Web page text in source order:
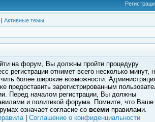
| Активные темы
на форум, Вы должны пройти процедуру
регистрации отнимет всего несколько минут,
более широкие возможности.
предоставить зарегистрированным
Перед началом регистрации, Вы должны
и политикой форума. Помните, что Ваше
означает согласие со всеми правилами.
| Соглашение о конфиденциальности